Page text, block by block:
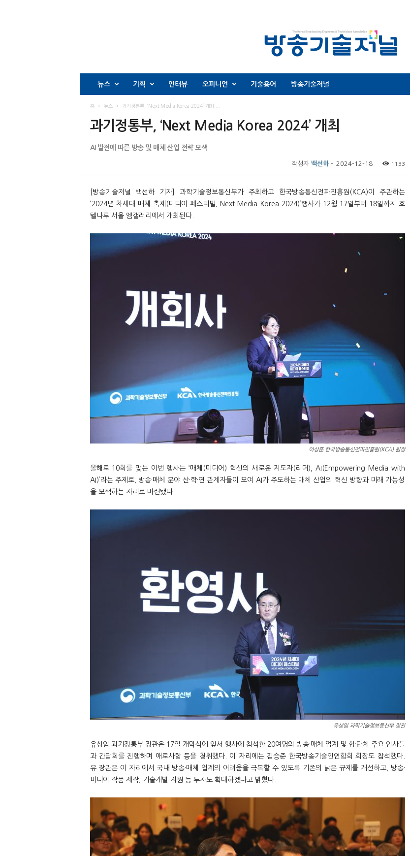
뉴스 기획 인터뷰 오피니언 기술용어 방송기술저널
홈 뉴스 과기정통부, ‘Next Media Korea 2024’ 개최 ...
과기정통부, ‘Next Media Korea 2024’ 개최
AI 발전에 따른 방송 및 매체 산업 전략 모색
작성자 백선하- 2024-12-18 1133
[방송기술저널 백선하 기자] 과학기술정보통신부가 주최하고 한국방송통신전파진흥원(KCA)이 주관하는
‘2024년 차세대 매체 축제(미디어 페스티벌, Next Media Korea 2024)’행사가 12월 17일부터 18일까지 호
텔나루 서울 엠갤러리에서 개최된다.
이상훈 한국방송통신전파진흥원(KCA) 원장
올해로 10회를 맞는 이번 행사는 ‘매체(미디어) 혁신의 새로운 지도자(리더), AI(Empowering Media with
AI)’라는 주제로, 방송·매체 분야 산·학·연 관계자들이 모여 AI가 주도하는 매체 산업의 혁신 방향과 미래 가능성
을 모색하는 자리로 마련됐다.
유상임 과학기술정보통신부 장관
유상임 과기정통부 장관은 17일 개막식에 앞서 행사에 참석한 20여명의 방송·매체 업계 및 협·단체 주요 인사들
과 간담회를 진행하며 애로사항 등을 청취했다. 이 자리에는 김승준 한국방송기술인연합회 회장도 참석했다.
유 장관은 이 자리에서 국내 방송·매체 업계의 어려움을 극복할 수 있도록 기존의 낡은 규제를 개선하고, 방송·
미디어 작품 제작, 기술개발 지원 등 투자도 확대하겠다고 밝혔다.